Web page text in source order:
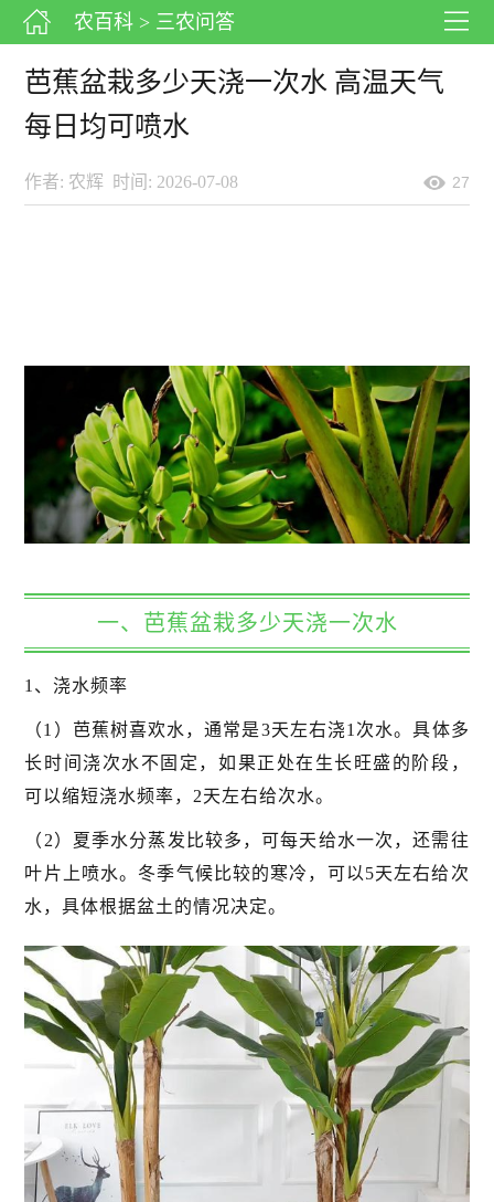
农百科 > 三农问答
芭蕉盆栽多少天浇一次水 高温天气
每日均可喷水
作者: 农辉 时间: 2026-07-08 27
一、芭蕉盆栽多少天浇一次水
1、浇水频率
（1）芭蕉树喜欢水，通常是3天左右浇1次水。具体多
长时间浇次水不固定，如果正处在生长旺盛的阶段，
可以缩短浇水频率，2天左右给次水。
（2）夏季水分蒸发比较多，可每天给水一次，还需往
叶片上喷水。冬季气候比较的寒冷，可以5天左右给次
水，具体根据盆土的情况决定。